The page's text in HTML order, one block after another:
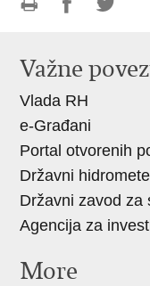
Facebooku
Važne
Vlada RH
e-Građani
Portal otvorenih
Državni
Državni zavod za
Agencija za
More